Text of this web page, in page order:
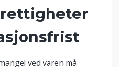
ved varen må